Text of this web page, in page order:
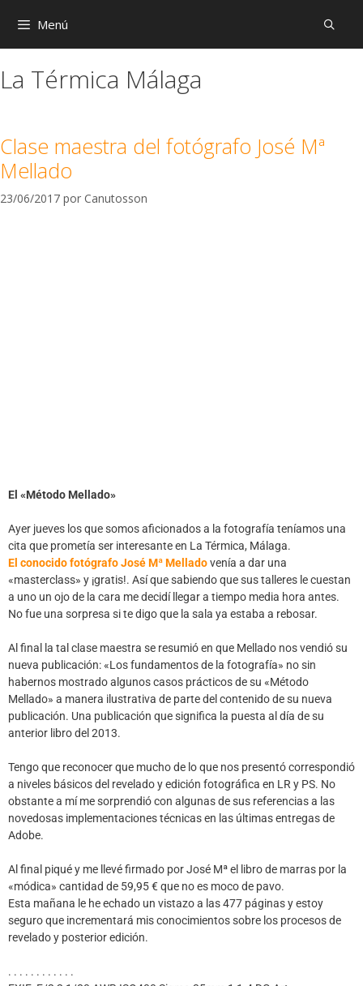
Menú
La Térmica Málaga
Clase maestra del fotógrafo José Mª
Mellado
23/06/2017 por Canutosson
El «Método Mellado»
Ayer jueves los que somos aficionados a la fotografía teníamos una
cita que prometía ser interesante en La Térmica, Málaga.
El conocido fotógrafo José Mª Melladovenía a dar una
«masterclass» y ¡gratis!. Así que sabiendo que sus talleres le cuestan
a uno un ojo de la cara me decidí llegar a tiempo media hora antes.
No fue una sorpresa si te digo que la sala ya estaba a rebosar.
Al final la tal clase maestra se resumió en que Mellado nos vendió su
nueva publicación: «Los fundamentos de la fotografía» no sin
habernos mostrado algunos casos prácticos de su «Método
Mellado» a manera ilustrativa de parte del contenido de su nueva
publicación. Una publicación que significa la puesta al día de su
anterior libro del 2013.
Tengo que reconocer que mucho de lo que nos presentó correspondió
a niveles básicos del revelado y edición fotográfica en LR y PS. No
obstante a mí me sorprendió con algunas de sus referencias a las
novedosas implementaciones técnicas en las últimas entregas de
Adobe.
Al final piqué y me llevé firmado por José Mª el libro de marras por la
«módica» cantidad de 59,95 € que no es moco de pavo.
Esta mañana le he echado un vistazo a las 477 páginas y estoy
seguro que incrementará mis conocimientos sobre los procesos de
revelado y posterior edición.
. . . . . . . . . . . .